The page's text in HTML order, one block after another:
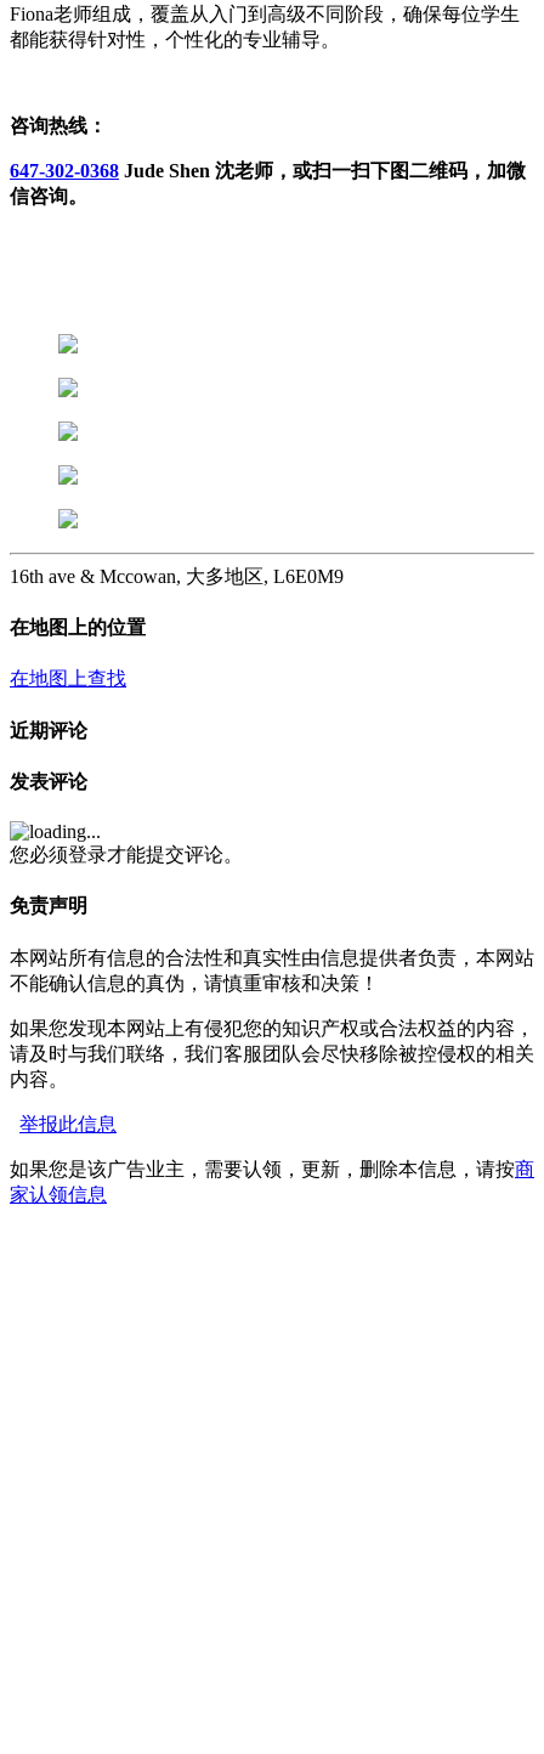
Fiona老师组成，覆盖从入门到高级不同阶段，确保每位学生
都能获得针对性，个性化的专业辅导。
咨询热线：
647-302-0368 Jude Shen 沈老师，或扫一扫下图二维码，加微
信咨询。
16th ave & Mccowan, 大多地区, L6E0M9
在地图上的位置
在地图上查找
近期评论
发表评论
您必须登录才能提交评论。
免责声明
本网站所有信息的合法性和真实性由信息提供者负责，本网站
不能确认信息的真伪，请慎重审核和决策！
如果您发现本网站上有侵犯您的知识产权或合法权益的内容，
请及时与我们联络，我们客服团队会尽快移除被控侵权的相关
内容。
举报此信息
如果您是该广告业主，需要认领，更新，删除本信息，请按商
家认领信息